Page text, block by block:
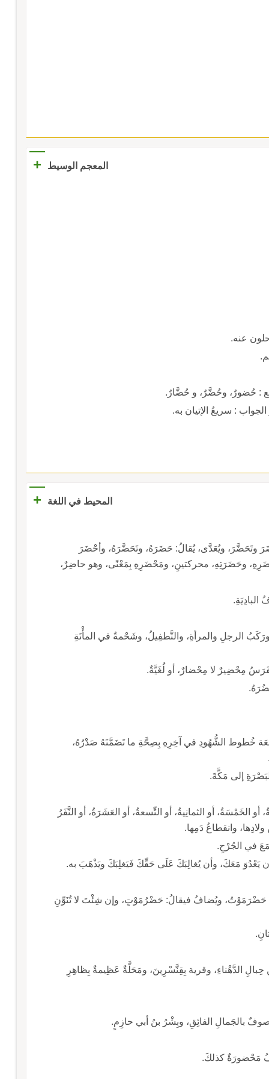
المعجم الوسيط +
عنه.
: سريعُ الإتيان به.
المحيط في اللغة +
وتَحَضَّرَ، ويُعَدَّى، يُقالُ: حَضَرَهُ، وتَحَضَّرَهُ، وأحْضَرَ
وحَضَرَتِهِ، محركتينِ، ومَحْضَرِهِ بِمَعْنًى، وهو حاضِرٌ،
الرجلِ والمرأةِ، والتَّطفِيلُ، وشَحْمةٌ في المأْنَةِ
مِحْضِيرٌ لا مِحْضارٌ، أو لُغَيَّةٌ.
خُطوط الشُّهُودِ في آخِرِهِ بِصِحَّةِ ما تَضَمَّنَهُ صَدْرُهُ،
إلى مَكَّةَ.
الخَمْسَةُ، أو الثمانِيةُ، أو التِّسعةُ، أو العَشَرَةُ، أو النَّفَرُ
وانقطاعُ دَمِها.
في الجُرْحِ.
يَعْدُوَ مَعَكَ، وأن يُغالِبَكَ عَلَى حَقِّكَ فَيَغلِبَكَ ويَذْهَبَ به.
هذا حَضْرَمَوْتُ، ويُضافُ فيقالُ: حَضْرُمَوْتٍ، وإن شِئْتَ لا تُنَوِّنِ
الدَّهْناءِ، وقرية بِقِنَّسْرِينَ، ومَحَلَّةٌ عَظِيمةٌ بِظاهِرِ
بالجَمالِ الفائِقِ، وبِشْرُ بنُ أبي حازِمٍ.